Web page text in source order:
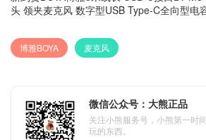
头 领夹麦克风 数字型USB Type-C全向型电
博雅BOYA 麦克风
微信公众号：大熊正品
关注小熊服务号，小熊第一时
玩的东西。